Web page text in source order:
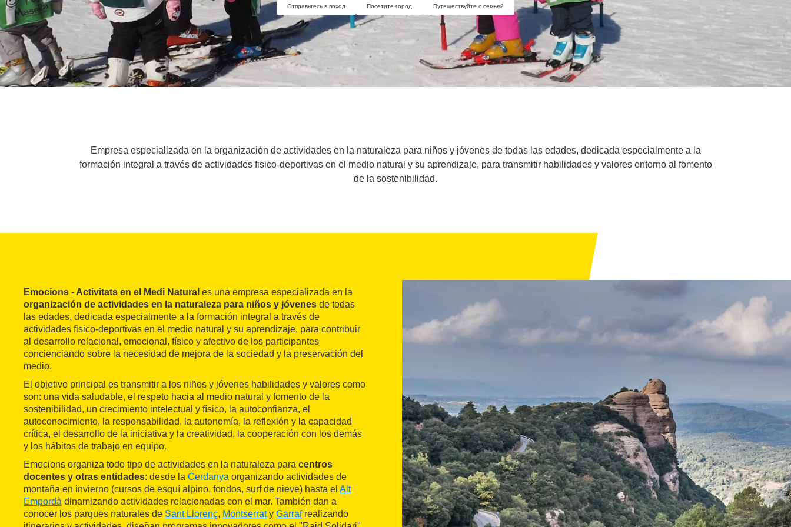
Отправьтесь в поход Посетите город Путешествуйте с семьей
Empresa especializada en la organización de actividades en la naturaleza para niños y jóvenes de todas las edades, dedicada especialmente a la
formación integral a través de actividades fisico-deportivas en el medio natural y su aprendizaje, para transmitir habilidades y valores entorno al fomento
de la sostenibilidad.
Emocions - Activitats en el Medi Natural es una empresa especializada en la
organización de actividades en la naturaleza para niños y jóvenes de todas
las edades, dedicada especialmente a la formación integral a través de
actividades fisico-deportivas en el medio natural y su aprendizaje, para contribuir
al desarrollo relacional, emocional, físico y afectivo de los participantes
concienciando sobre la necesidad de mejora de la sociedad y la preservación del
medio.
El objetivo principal es transmitir a los niños y jóvenes habilidades y valores como
son: una vida saludable, el respeto hacia al medio natural y fomento de la
sostenibilidad, un crecimiento intelectual y físico, la autoconfianza, el
autoconocimiento, la responsabilidad, la autonomía, la reflexión y la capacidad
crítica, el desarrollo de la iniciativa y la creatividad, la cooperación con los demás
y los hábitos de trabajo en equipo.
Emocions organiza todo tipo de actividades en la naturaleza para centros
docentes y otras entidades: desde la Cerdanya organizando actividades de
montaña en invierno (cursos de esquí alpino, fondos, surf de nieve) hasta el Alt
Empordà dinamizando actividades relacionadas con el mar. También dan a
conocer los parques naturales de Sant Llorenç, Montserraty Garrafrealizando